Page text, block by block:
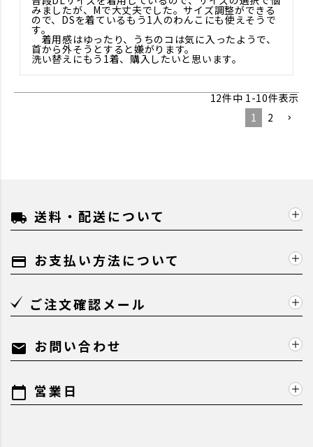
みましたが、Mで大丈夫でした。サイズ調整ができる
ので、DSを着ているもう1人のわんこにも使えそうで
す。
着用感はゆったり、うちのコは気に入ったようで、
首から外そうとすると嫌がります。
洗い替えにもう1着、購入したいと思います。
12件中1-10件表示
1
2
local_shipping 送料・配送について
payment お支払い方法について
ご注文確認メール
mail お問い合わせ
calendar_today 営業日